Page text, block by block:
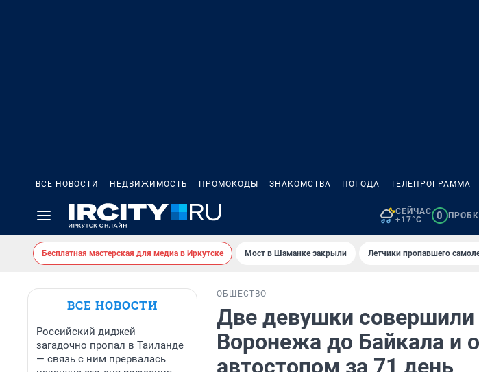
ВСЕ НОВОСТИ НЕДВИЖИМОСТЬ ПРОМОКОДЫ ЗНАКОМСТВА ПОГОДА ТЕЛЕПРОГРАММА
СЕЙЧАС
+17°C
0
Бесплатная мастерская для медиа в Иркутске Мост в Шаманке закрыли Летчики пропавшего
ВСЕ НОВОСТИ
Российский диджей
загадочно пропал в Таиланде
— связь с ним прервалась
ОБЩЕСТВО
Две девушки совершили
Воронежа до Байкала и
автостопом за 71 день